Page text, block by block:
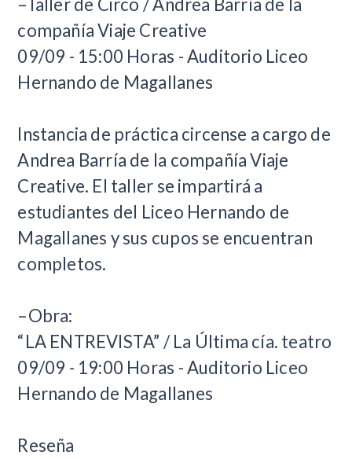
compañía Viaje Creative
09/09 - 15:00 Horas - Auditorio Liceo
Hernando de Magallanes
Instancia de práctica circense a cargo de
Andrea Barría de la compañía Viaje
Creative. El taller se impartirá a
estudiantes del Liceo Hernando de
Magallanes y sus cupos se encuentran
completos.
–Obra:
“LA ENTREVISTA” / La Última cía. teatro
09/09 - 19:00 Horas - Auditorio Liceo
Hernando de Magallanes
Reseña